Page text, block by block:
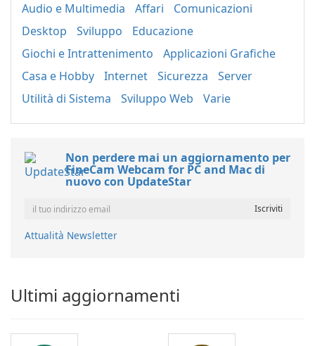
Audio e Multimedia Affari
Comunicazioni
Desktop
Sviluppo
Educazione
Giochi e Intrattenimento
Applicazioni Grafiche
Casa e Hobby
Internet Sicurezza
Server
Utilità di Sistema
Sviluppo Web Varie
Non perdere mai un aggiornamento per
FineCam Webcam for PC and Mac di
nuovo con UpdateStar
Attualità Newsletter
Ultimi aggiornamenti